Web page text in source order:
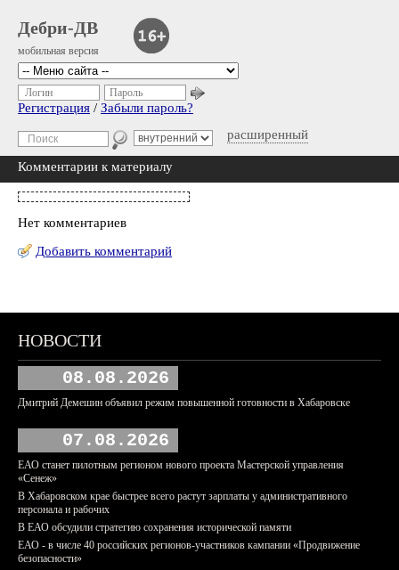
Дебри-ДВ
мобильная версия
расширенный
Логин Пароль
Регистрация / Забыли пароль?
Комментарии к материалу
Нет комментариев
Добавить комментарий
НОВОСТИ
08.08.2026
Дмитрий Демешин объявил режим повышенной готовности в Хабаровске
07.08.2026
ЕАО станет пилотным регионом нового проекта Мастерской управления
«Сенеж»
В Хабаровском крае быстрее всего растут зарплаты у административного
персонала и рабочих
В ЕАО обсудили стратегию сохранения исторической памяти
ЕАО - в числе 40 российских регионов-участников кампании «Продвижение
безопасности»